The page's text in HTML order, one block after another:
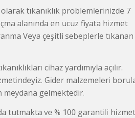
tıkanıklık problemlerinizde 7
alanında en ucuz fiyata hizmet
Veya çeşitli sebeplerle tıkanan
cihaz yardımıyla açılır.
Gider malzemeleri
meydana gelmektedir.
tutmakta ve % 100 garantili hizmet